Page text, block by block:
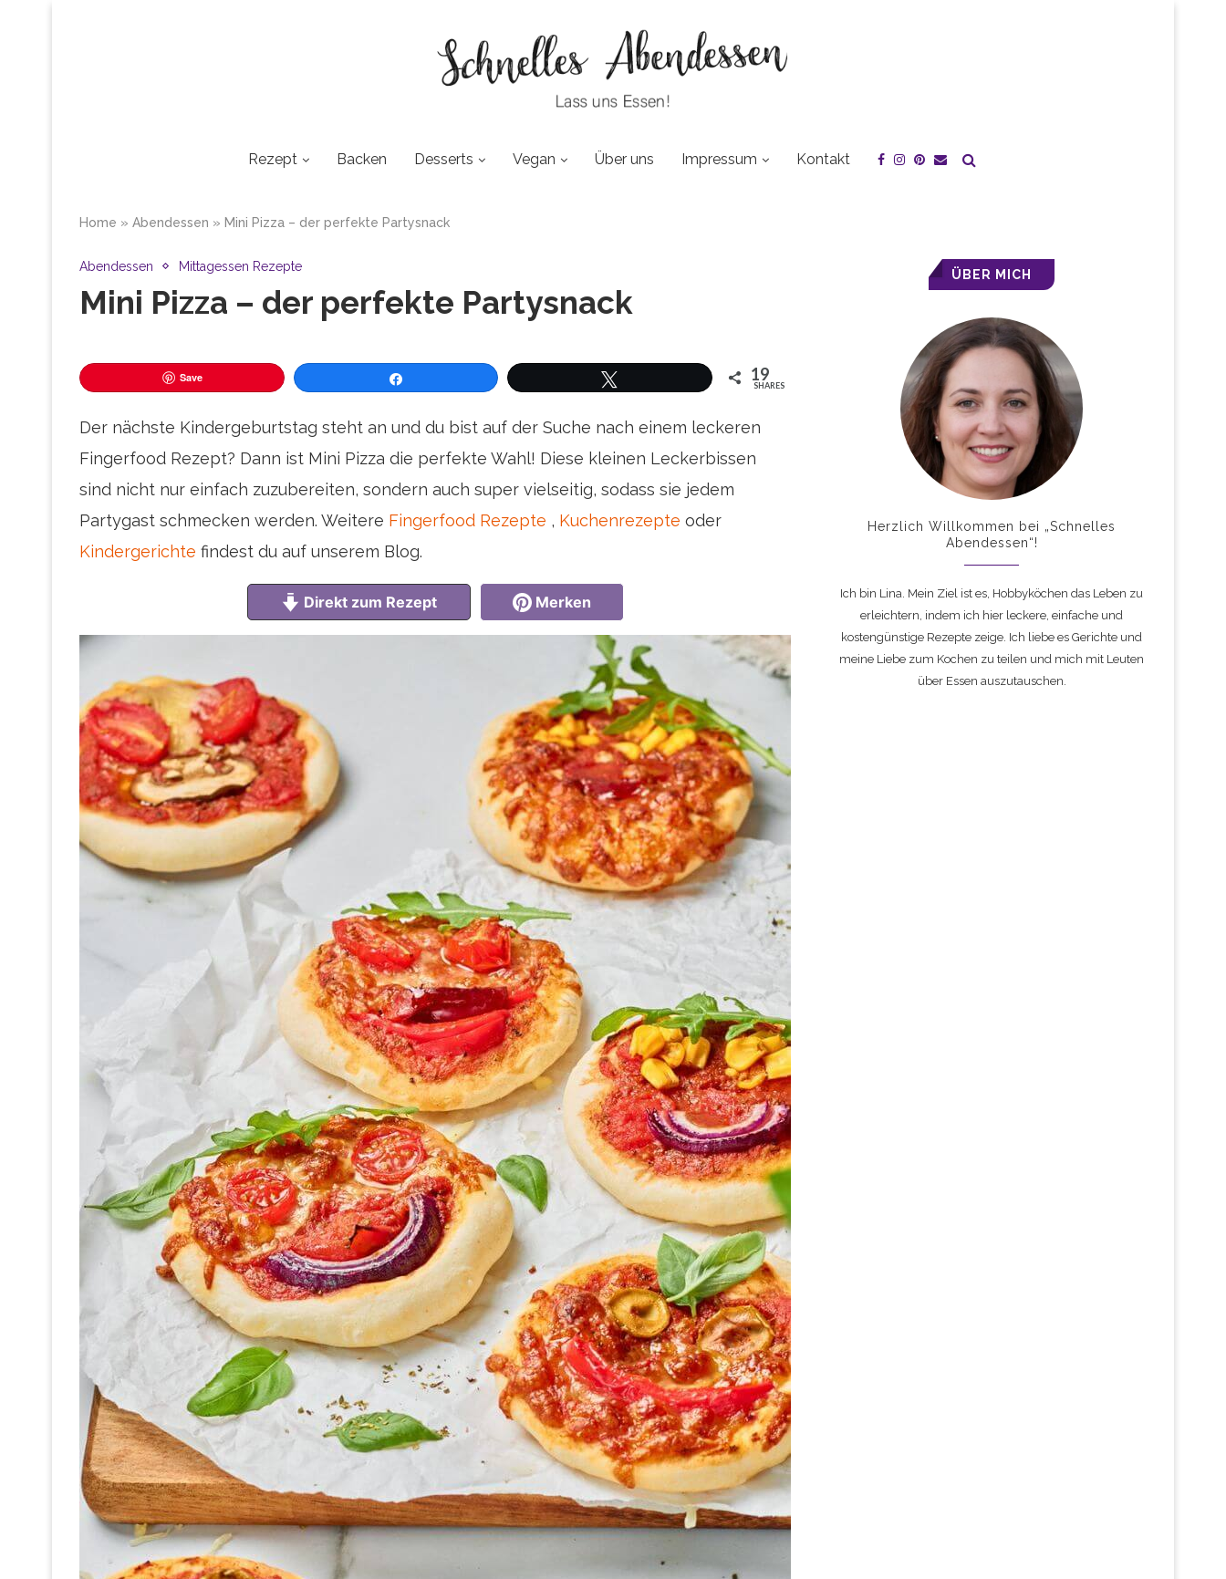
Rezept Backen Desserts Vegan Über uns Impressum Kontakt
Home » Abendessen » Mini Pizza – der perfekte Partysnack
Abendessen Mittagessen Rezepte
Mini Pizza – der perfekte Partysnack
Save 19
SHARES
Der nächste Kindergeburtstag steht an und du bist auf der Suche nach einem leckeren
Fingerfood Rezept? Dann ist Mini Pizza die perfekte Wahl! Diese kleinen Leckerbissen
sind nicht nur einfach zuzubereiten, sondern auch super vielseitig, sodass sie jedem
Partygast schmecken werden. Weitere Fingerfood Rezepte , Kuchenrezepte oder
Kindergerichte findest du auf unserem Blog.
Direkt zum Rezept Merken
ÜBER MICH
Herzlich Willkommen bei „Schnelles
Abendessen“!
Ich bin Lina. Mein Ziel ist es, Hobbyköchen das Leben zu
erleichtern, indem ich hier leckere, einfache und
kostengünstige Rezepte zeige. Ich liebe es Gerichte und
meine Liebe zum Kochen zu teilen und mich mit Leuten
über Essen auszutauschen.